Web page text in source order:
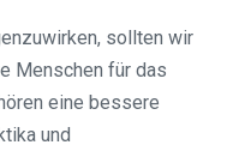
sollten wir
Menschen für das
eine bessere
und